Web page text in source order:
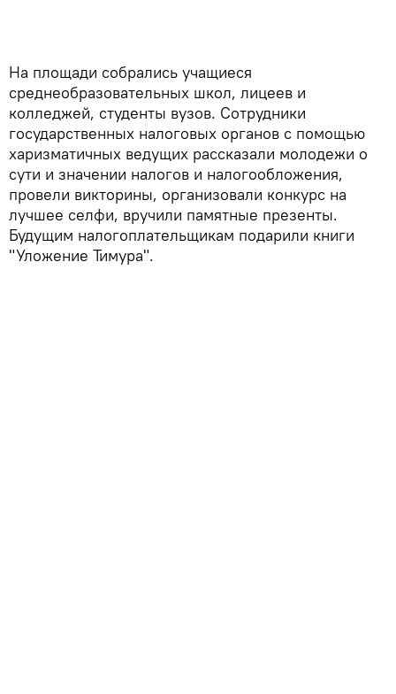
На площади собрались учащиеся
среднеобразовательных школ, лицеев и
колледжей, студенты вузов. Сотрудники
государственных налоговых органов с помощью
харизматичных ведущих рассказали молодежи о
сути и значении налогов и налогообложения,
провели викторины, организовали конкурс на
лучшее селфи, вручили памятные презенты.
Будущим налогоплательщикам подарили книги
"Уложение Тимура".